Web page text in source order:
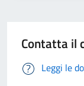
Contatta il
Leggi le